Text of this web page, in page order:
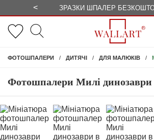
< ЗРАЗКИ ШПАЛЕР
ФОТОШПАЛЕРИ ДИТЯЧІ ДЛЯ МАЛЮКІВ
Фотошпалери Милі динозаври